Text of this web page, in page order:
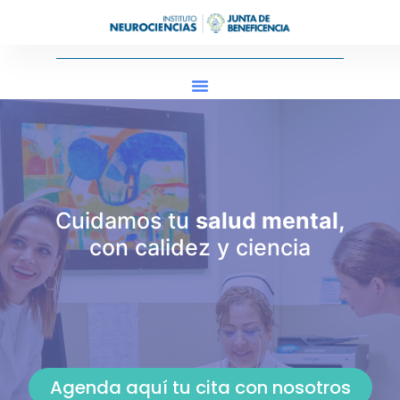
Cuidamos tu salud mental,
con calidez y ciencia
Agenda aquí tu cita con nosotros